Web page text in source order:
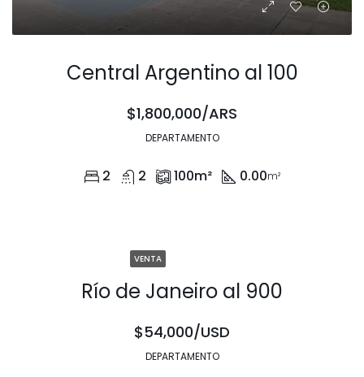
Central Argentino al 100
$1,800,000/ARS
DEPARTAMENTO
2 2 100m² 0.00m²
VENTA
Río de Janeiro al 900
$54,000/USD
DEPARTAMENTO